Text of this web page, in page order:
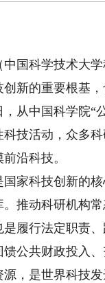
科学技术大学
的重要根基，
从中国科学院“
科技活动，众多
沿科技。
科技创新的核
推动科研机构
履行法定职责
公共财政投入、
是世界科技发